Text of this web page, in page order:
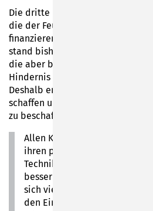
Die dritte Neuanschaffung im
die der Feuerwehrverein
finanzieren konnte. Bei Einsätzen
stand bisher nur eine verkabelte
die aber bei bestimmten
Hindernis bzw. zur
Deshalb entschied man sich, an
schaffen und eine motorisierte
zu beschaffen.
Allen Kameraden gelte Dank
ihren professionellen Einsatz
Technikbeschaffung.
besser die Ausrüstung ist,
sich vielleicht auch für das
den Einsätzen ist es ebenso